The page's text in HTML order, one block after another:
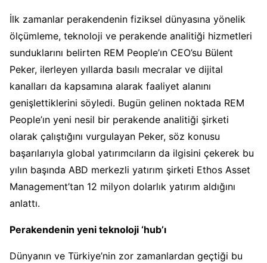
İlk zamanlar perakendenin fiziksel dünyasına yönelik
ölçümleme, teknoloji ve perakende analitiği hizmetleri
sunduklarını belirten REM People’ın CEO’su Bülent
Peker, ilerleyen yıllarda basılı mecralar ve dijital
kanalları da kapsamına alarak faaliyet alanını
genişlettiklerini söyledi. Bugün gelinen noktada REM
People’ın yeni nesil bir perakende analitiği şirketi
olarak çalıştığını vurgulayan Peker, söz konusu
başarılarıyla global yatırımcıların da ilgisini çekerek bu
yılın başında ABD merkezli yatırım şirketi Ethos Asset
Management’tan 12 milyon dolarlık yatırım aldığını
anlattı.
Perakendenin yeni teknoloji ‘hub’ı
Dünyanın ve Türkiye’nin zor zamanlardan geçtiği bu